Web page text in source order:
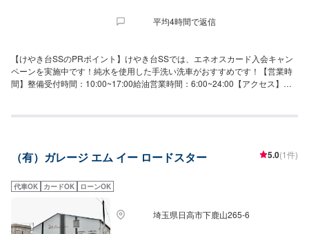
平均4時間で返信
【けやき台SSのPRポイント】けやき台SSでは、エネオスカード入会キャン
ペーンを実施中です！純水を使用した手洗い洗車がおすすめです！【営業時
間】整備受付時間：10:00~17:00給油営業時間：6:00~24:00【アクセス】当
（有）ガレージ エム イー ロードスター 5.0(1件)
代車OK カードOK ローンOK
埼玉県日高市下鹿山265-6